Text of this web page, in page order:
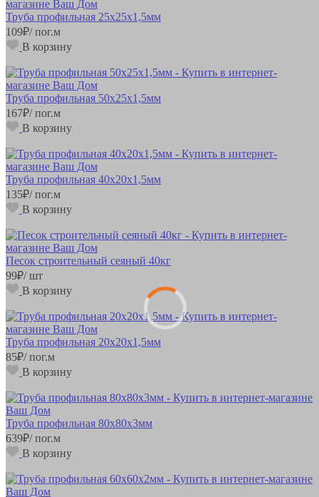
Труба профильная 25х25х1,5мм
109₽/ пог.м
В корзину
Труба профильная 50х25х1,5мм
167₽/ пог.м
В корзину
Труба профильная 40х20х1,5мм
135₽/ пог.м
В корзину
Песок строительный сеяный 40кг
99₽/ шт
В корзину
Труба профильная 20х20х1,5мм
85₽/ пог.м
В корзину
Труба профильная 80х80х3мм
639₽/ пог.м
В корзину